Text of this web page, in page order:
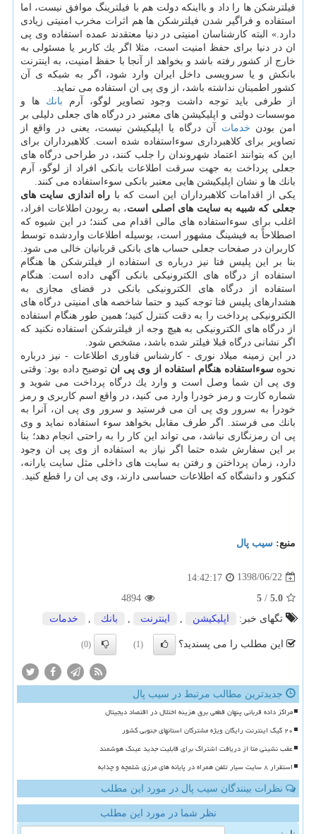
فیلترشكن ها را داد و بااینكه دولت هم با فیلترینگ موافق نیست، اما
استفاده و فراگیر شدن فیلترشكن ها هم اثرات مخرب امنیتی زیادی
دارد.» البته كارشناسان امنیتی در دنیا معتقدند عمده استفاده وی پی
ان در دنیا برای حفظ امنیت است، مثلا اگر یك كاربر یا مسئولی به
خارج از كشور رفته باشد و بخواهد از آنجا با حفظ امنیت، به اینترنت
بانكش و یا سرویسی داخل ایران وارد شود، اگر به شبكه ی آن
كشور اطمینان نداشته باشد، از وی پی ان استفاده می نماید.
از طرفی باید توجه داشت وجود تصاویر لوگو، آرم بانك ها و
موسسات دولتی و اپلیكیشن های معتبر در درگاه های جعلی دلیلی بر
امن بودن خدمات آن درگاه یا اپلیكیشن نیست، یعنی در واقع از
تصاویر برای كلاهبرداری سوءاستفاده شده است. كلاهبرداران برای
این كه بتوانند اعتماد شهروندان را جلب كنند، در طراحی درگاه های
جعلی پرداخت به جهت سرقت اطلاعات بانكی افراد از لوگو، آرم
بانك ها و نشان اپلیكیشن هایی معتبر بانكی سوءاستفاده می كنند.
یكی از اقدامات كلاهبرداران این است كه با راه اندازی سایت های
جعلی كه شبیه به سایت های اصلی است، به ربودن اطلاعات افراد،
اغلب برای سوءاستفاده های مالی اقدام می كنند؛ در این شیوه كه
اصطلاحاً به فیشینگ مشهور است، بوسیله اطلاعات واردشده توسط
كاربران در صفحات جعلی حساب های بانكی قربانیان خالی می شود.
بنا بر این پلیس فتا نیز درباره ی استفاده از فیلترشكن ها هنگام
استفاده از درگاه های الكترونیكی بانكی آگهی داده است: هنگام
استفاده از درگاه های الكترونیكی بانكی در فضای مجازی به
هشدارهای پلیس فتا توجه كنید و حتما شاخصه های امنیتی درگاه های
الكترونیكی پرداخت را به دقت كنترل كنید؛ همین طور هنگام استفاده
از درگاه های الكترونیكی به هیچ وجه از فیلترشكن استفاده نكنید كه
اگر نشانی درگاه قبلا فیلتر شده باشد، مشخص شود.
در این زمینه میلاد نوری - كارشناس فناوری اطلاعات - نیز درباره
نحوهسوءاستفاده هنگام استفاده از وی پی ان توضیح داده بود: وقتی
وی پی ان شما وصل است و وارد یك درگاه پرداخت می شوید و
شماره كارت و رمز خودرا وارد می كنید، در واقع اسم كاربری و رمز
خودرا به سرور وی پی ان می فرستید و سرور وی پی ان، آنرا به
بانك می فرستد. اگر طرف مقابل بخواهد سوء استفاده نماید و وی
پی ان رمزنگاری نباشد، می تواند این كار را به راحتی انجام دهد؛ بنا
بر این سفارش شده حتما اگر نیاز به استفاده از وی پی ان وجود
دارد، زمان پرداختن و رفتن به سایت های داخلی مثل سایت یارانه،
كنكور و دانشگاه كه اطلاعات حساسی دارند، وی پی ان را قطع كنید.
منبع: سیب پال
1398/06/22
14:42:17
5.0
/
5
4894
تگهای خبر:
اپلیكیشن اینترنت بانك خدمات
این مطلب را می پسندید؟ (1)
(0)
جدیدترین مطالب مرتبط در سیب پال
مراکز داده قربانی پنهان قطعی برق هزینه اختلال در اقتصاد دیجیتال
۲۰ گیگ اینترنت رایگان ویژه مشترکان استانهای جنوبی کشور
عقب نشینی متا از دریافت اشتراک برای قابلیت جدید عینک هوشمند
استقرار ۸ سایت سیار تلفن همراه در پایانه های مرزی شلمچه و چذابه
نظرات بینندگان سیب پال در مورد این مطلب
نظر شما در مورد این مطلب